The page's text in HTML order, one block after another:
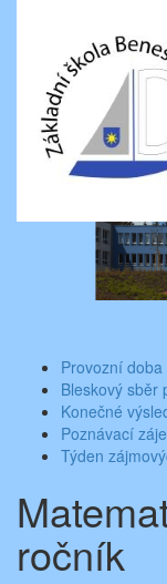
Provozní
Bleskový sběr
Konečné
Poznávací
Týden
ročník